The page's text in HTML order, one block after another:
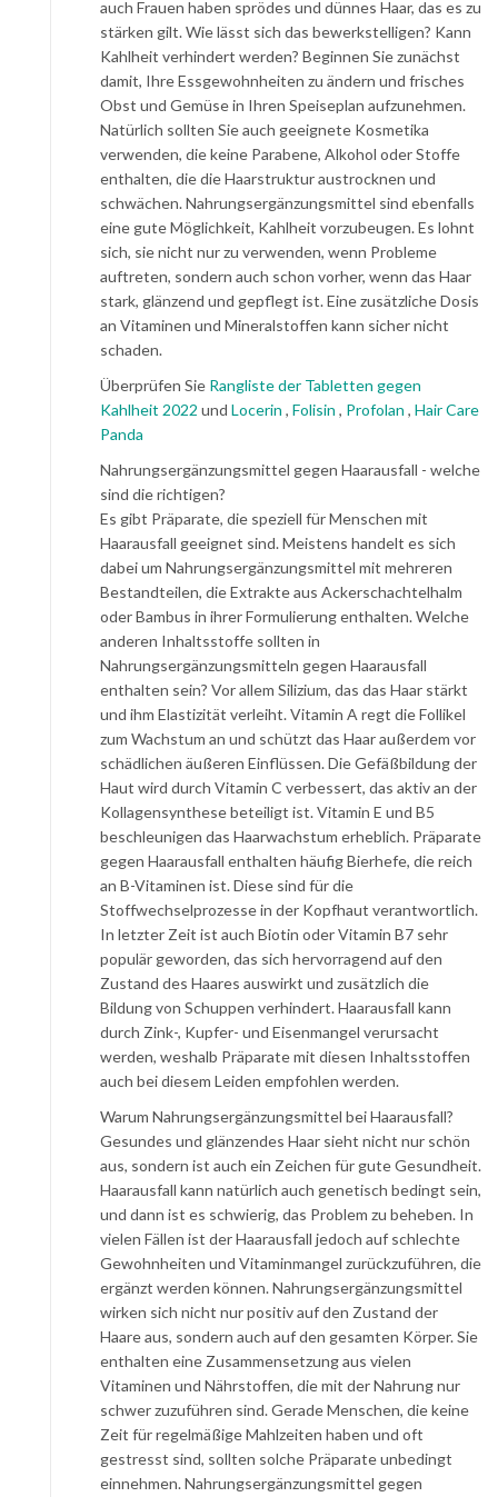
auch Frauen haben sprödes und dünnes Haar, das es zu
stärken gilt. Wie lässt sich das bewerkstelligen? Kann
Kahlheit verhindert werden? Beginnen Sie zunächst
damit, Ihre Essgewohnheiten zu ändern und frisches
Obst und Gemüse in Ihren Speiseplan aufzunehmen.
Natürlich sollten Sie auch geeignete Kosmetika
verwenden, die keine Parabene, Alkohol oder Stoffe
enthalten, die die Haarstruktur austrocknen und
schwächen. Nahrungsergänzungsmittel sind ebenfalls
eine gute Möglichkeit, Kahlheit vorzubeugen. Es lohnt
sich, sie nicht nur zu verwenden, wenn Probleme
auftreten, sondern auch schon vorher, wenn das Haar
stark, glänzend und gepflegt ist. Eine zusätzliche Dosis
an Vitaminen und Mineralstoffen kann sicher nicht
schaden.
Überprüfen Sie Rangliste der Tabletten gegen
Kahlheit 2022 und Locerin , Folisin , Profolan , Hair Care
Panda
Nahrungsergänzungsmittel gegen Haarausfall - welche
sind die richtigen?
Es gibt Präparate, die speziell für Menschen mit
Haarausfall geeignet sind. Meistens handelt es sich
dabei um Nahrungsergänzungsmittel mit mehreren
Bestandteilen, die Extrakte aus Ackerschachtelhalm
oder Bambus in ihrer Formulierung enthalten. Welche
anderen Inhaltsstoffe sollten in
Nahrungsergänzungsmitteln gegen Haarausfall
enthalten sein? Vor allem Silizium, das das Haar stärkt
und ihm Elastizität verleiht. Vitamin A regt die Follikel
zum Wachstum an und schützt das Haar außerdem vor
schädlichen äußeren Einflüssen. Die Gefäßbildung der
Haut wird durch Vitamin C verbessert, das aktiv an der
Kollagensynthese beteiligt ist. Vitamin E und B5
beschleunigen das Haarwachstum erheblich. Präparate
gegen Haarausfall enthalten häufig Bierhefe, die reich
an B-Vitaminen ist. Diese sind für die
Stoffwechselprozesse in der Kopfhaut verantwortlich.
In letzter Zeit ist auch Biotin oder Vitamin B7 sehr
populär geworden, das sich hervorragend auf den
Zustand des Haares auswirkt und zusätzlich die
Bildung von Schuppen verhindert. Haarausfall kann
durch Zink-, Kupfer- und Eisenmangel verursacht
werden, weshalb Präparate mit diesen Inhaltsstoffen
auch bei diesem Leiden empfohlen werden.
Warum Nahrungsergänzungsmittel bei Haarausfall?
Gesundes und glänzendes Haar sieht nicht nur schön
aus, sondern ist auch ein Zeichen für gute Gesundheit.
Haarausfall kann natürlich auch genetisch bedingt sein,
und dann ist es schwierig, das Problem zu beheben. In
vielen Fällen ist der Haarausfall jedoch auf schlechte
Gewohnheiten und Vitaminmangel zurückzuführen, die
ergänzt werden können. Nahrungsergänzungsmittel
wirken sich nicht nur positiv auf den Zustand der
Haare aus, sondern auch auf den gesamten Körper. Sie
enthalten eine Zusammensetzung aus vielen
Vitaminen und Nährstoffen, die mit der Nahrung nur
schwer zuzuführen sind. Gerade Menschen, die keine
Zeit für regelmäßige Mahlzeiten haben und oft
gestresst sind, sollten solche Präparate unbedingt
einnehmen. Nahrungsergänzungsmittel gegen